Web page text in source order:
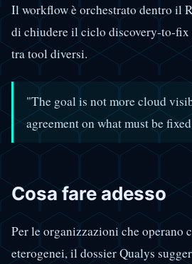
Il workflow è orchestrato dentro il
di chiudere il ciclo discovery-to-fix
tra tool diversi.
"The goal is not more cloud
agreement on what must be
Cosa fare adesso
Per le organizzazioni che operano
eterogenei, il dossier Qualys